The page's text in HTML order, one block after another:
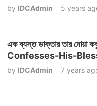
by IDCAdmin 5 years
এক ব্যস্ত ডাক্তার তার
Confesses-His-
by IDCAdmin 7 years